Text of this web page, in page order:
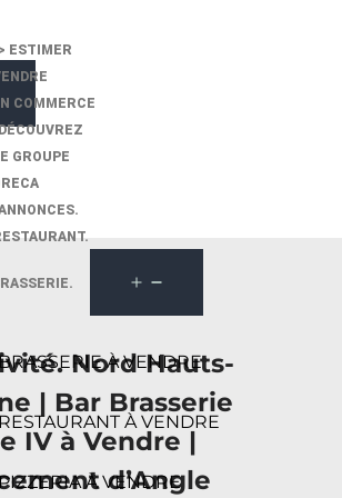
> ESTIMER
COMMERCE
GROUPE
BRASSERIE À VENDRE
RESTAURANT À VENDRE
À VENDRE
rotation
Previous slide
Nord Hauts-
| Bar Brasserie
IV à Vendre |
d’Angle